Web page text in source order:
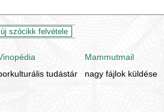
Mammutmail
tudástár nagy fájlok küldése